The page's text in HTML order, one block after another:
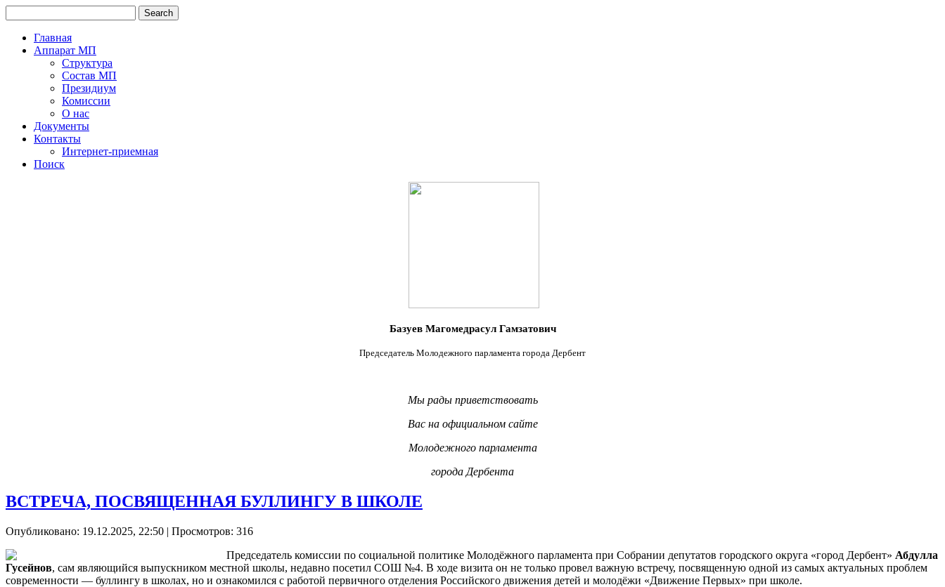
Главная
Аппарат МП
Структура
Состав МП
Президиум
Комиссии
О нас
Документы
Контакты
Интернет-приемная
Поиск
Базуев Магомедрасул Гамзатович
Председатель Молодежного парламента города Дербент
Мы рады приветствовать
Вас на официальном сайте
Молодежного парламента
города Дербента
ВСТРЕЧА, ПОСВЯЩЕННАЯ БУЛЛИНГУ В ШКОЛЕ
Опубликовано: 19.12.2025, 22:50 | Просмотров: 316
Председатель комиссии по социальной политике Молодёжного парламента при Собрании депутатов городского округа «город Дербент» Абдулла
Гусейнов, сам являющийся выпускником местной школы, недавно посетил СОШ №4. В ходе визита он не только провел важную встречу, посвященную одной из самых актуальных проблем
современности — буллингу в школах, но и ознакомился с работой первичного отделения Российского движения детей и молодёжи «Движение Первых» при школе.